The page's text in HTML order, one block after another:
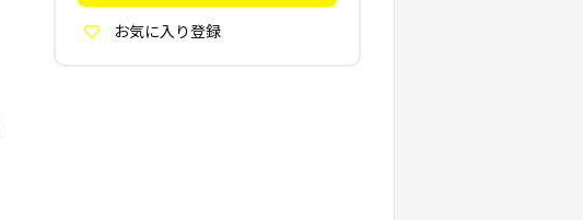
お気に入り登録